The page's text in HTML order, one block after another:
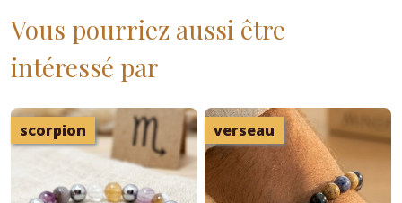
Vous pourriez aussi être
intéressé par
scorpion verseau